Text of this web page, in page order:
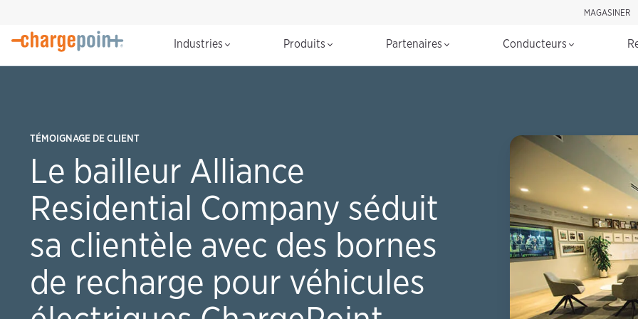
MAGASINER
Industries Produits Partenaires Conducteurs
TÉMOIGNAGE DE CLIENT
Le bailleur Alliance
Residential Company séduit
sa clientèle avec des bornes
de recharge pour véhicules